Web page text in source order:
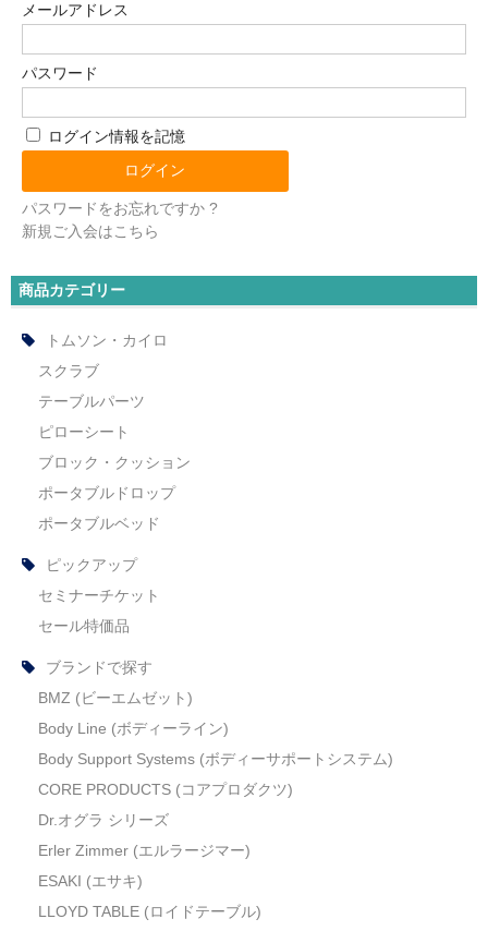
メールアドレス
パスワード
ログイン情報を記憶
パスワードをお忘れですか ?
新規ご入会はこちら
商品カテゴリー
トムソン・カイロ
スクラブ
テーブルパーツ
ピローシート
ブロック・クッション
ポータブルドロップ
ポータブルベッド
ピックアップ
セミナーチケット
セール特価品
ブランドで探す
BMZ (ビーエムゼット)
Body Line (ボディーライン)
Body Support Systems (ボディーサポートシステム)
CORE PRODUCTS (コアプロダクツ)
Dr.オグラ シリーズ
Erler Zimmer (エルラージマー)
ESAKI (エサキ)
LLOYD TABLE (ロイドテーブル)